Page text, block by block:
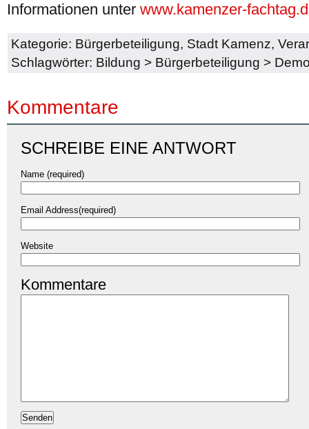
Informationen unter www.kamenzer-
Kategorie: Bürgerbeteiligung, Stadt Kamenz,
Schlagwörter: Bildung > Bürgerbeteiligung >
Kommentare
SCHREIBE EINE ANTWORT
Name (required)
Email Address(required)
Website
Kommentare